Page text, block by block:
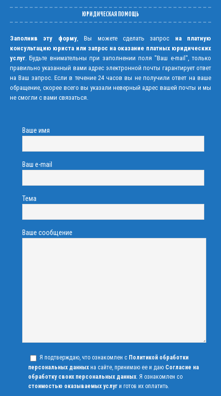
ЮРИДИЧЕСКАЯ ПОМОЩЬ
Заполнив эту форму, Вы можете сделать запрос на платную
консультацию юриста или запрос на оказание платных юридических
услуг. Будьте внимательны при заполнении поля "Ваш e-mail", только
правильно указанный вами адрес электронной почты гарантирует ответ
на Ваш запрос. Если в течение 24 часов вы не получили ответ на ваше
обращение, скорее всего вы указали неверный адрес вашей почты и мы
не смогли с вами связаться.
Ваше имя
Ваш e-mail
Тема
Ваше сообщение
Я подтверждаю, что ознакомлен с Политикой обработки
персональных данных на сайте, принимаю ее и даю Согласие на
обработку своих персональных данных . Я ознакомлен со
стоимостью оказываемых услуг и готов их оплатить.